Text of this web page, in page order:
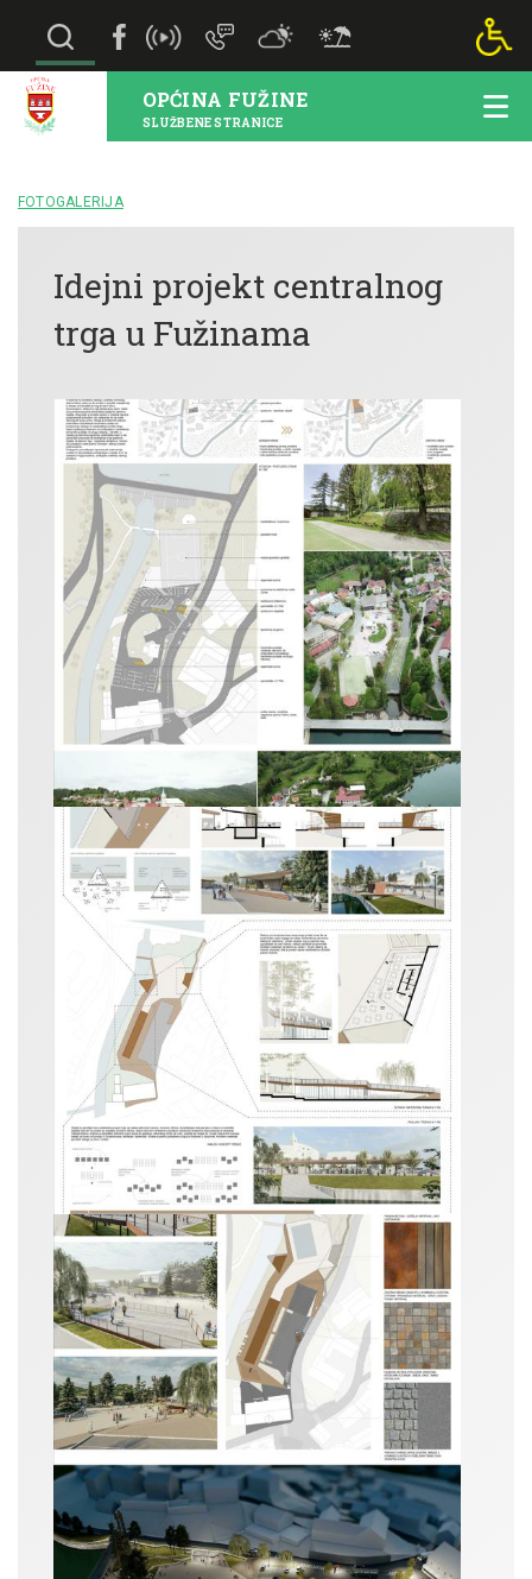
OPĆINA FUŽINE
SLUŽBENE STRANICE
FOTOGALERIJA
Idejni projekt centralnog
trga u Fužinama